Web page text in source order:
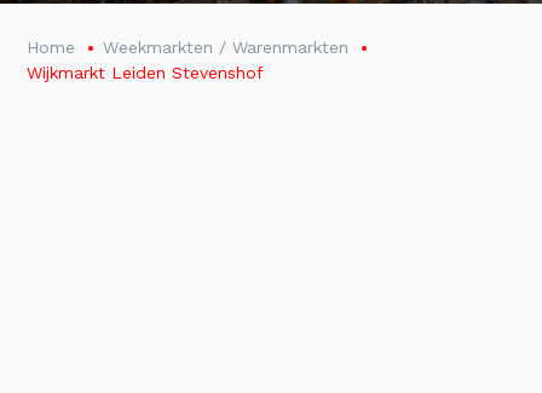
Home
Weekmarkten / Warenmarkten
Wijkmarkt Leiden Stevenshof